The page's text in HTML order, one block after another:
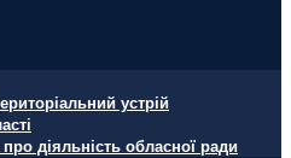
устрій
діяльність обласної ради